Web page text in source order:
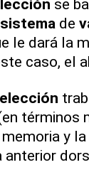
se
sistemade
le dará la
caso, el
elección
términos
memoria y